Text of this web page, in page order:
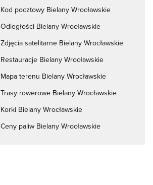
Kod pocztowy Bielany Wrocławskie
Odległości Bielany Wrocławskie
Zdjęcia satelitarne Bielany Wrocławskie
Restauracje Bielany Wrocławskie
Mapa terenu Bielany Wrocławskie
Trasy rowerowe Bielany Wrocławskie
Korki Bielany Wrocławskie
Ceny paliw Bielany Wrocławskie